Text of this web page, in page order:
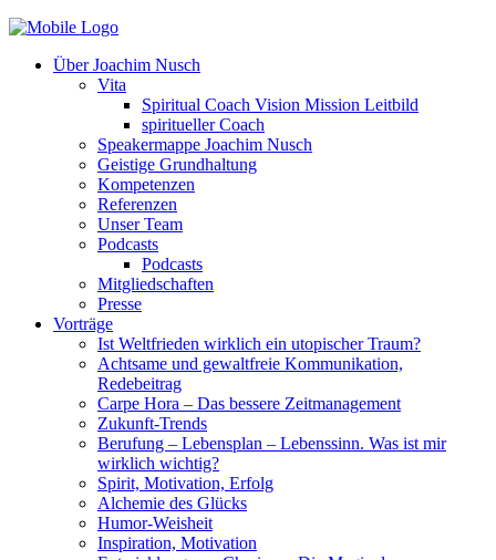
Über Joachim Nusch
Vita
Spiritual Coach Vision Mission Leitbild
spiritueller Coach
Speakermappe Joachim Nusch
Geistige Grundhaltung
Kompetenzen
Referenzen
Unser Team
Podcasts
Podcasts
Mitgliedschaften
Presse
Vorträge
Ist Weltfrieden wirklich ein utopischer Traum?
Achtsame und gewaltfreie Kommunikation,
Redebeitrag
Carpe Hora – Das bessere Zeitmanagement
Zukunft-Trends
Berufung – Lebensplan – Lebenssinn. Was ist mir
wirklich wichtig?
Spirit, Motivation, Erfolg
Alchemie des Glücks
Humor-Weisheit
Inspiration, Motivation